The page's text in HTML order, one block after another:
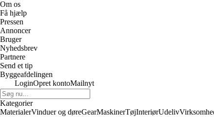
Om os
Få hjælp
Pressen
Annoncer
Bruger
Nyhedsbrev
Partnere
Send et tip
Byggeafdelingen
LoginOpret kontoMailnyt
Kategorier
MaterialerVinduer og døreGearMaskinerTøjInteriørUdeliv